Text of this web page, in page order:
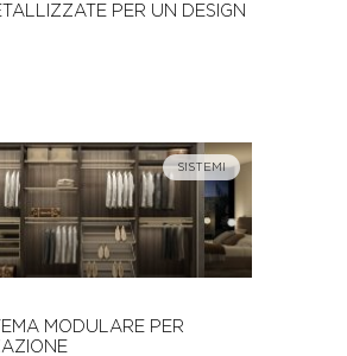
PER UN DESIGN
SISTEMI
MODULARE PER